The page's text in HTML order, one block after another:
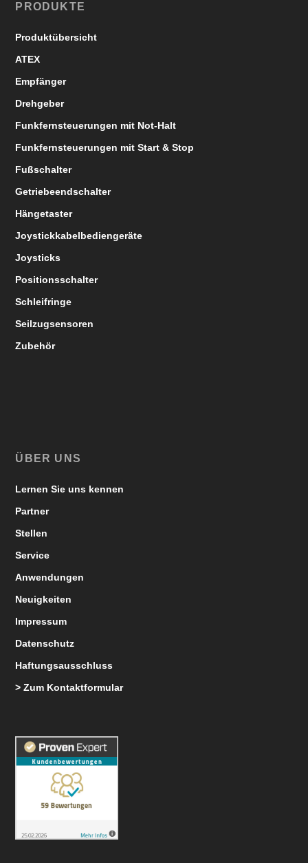
PRODUKTE
Produktübersicht
ATEX
Empfänger
Drehgeber
Funkfernsteuerungen mit Not-Halt
Funkfernsteuerungen mit Start & Stop
Fußschalter
Getriebeendschalter
Hängetaster
Joystickkabelbediengeräte
Joysticks
Positionsschalter
Schleifringe
Seilzugsensoren
Zubehör
ÜBER UNS
Lernen Sie uns kennen
Partner
Stellen
Service
Anwendungen
Neuigkeiten
Impressum
Datenschutz
Haftungsausschluss
> Zum Kontaktformular